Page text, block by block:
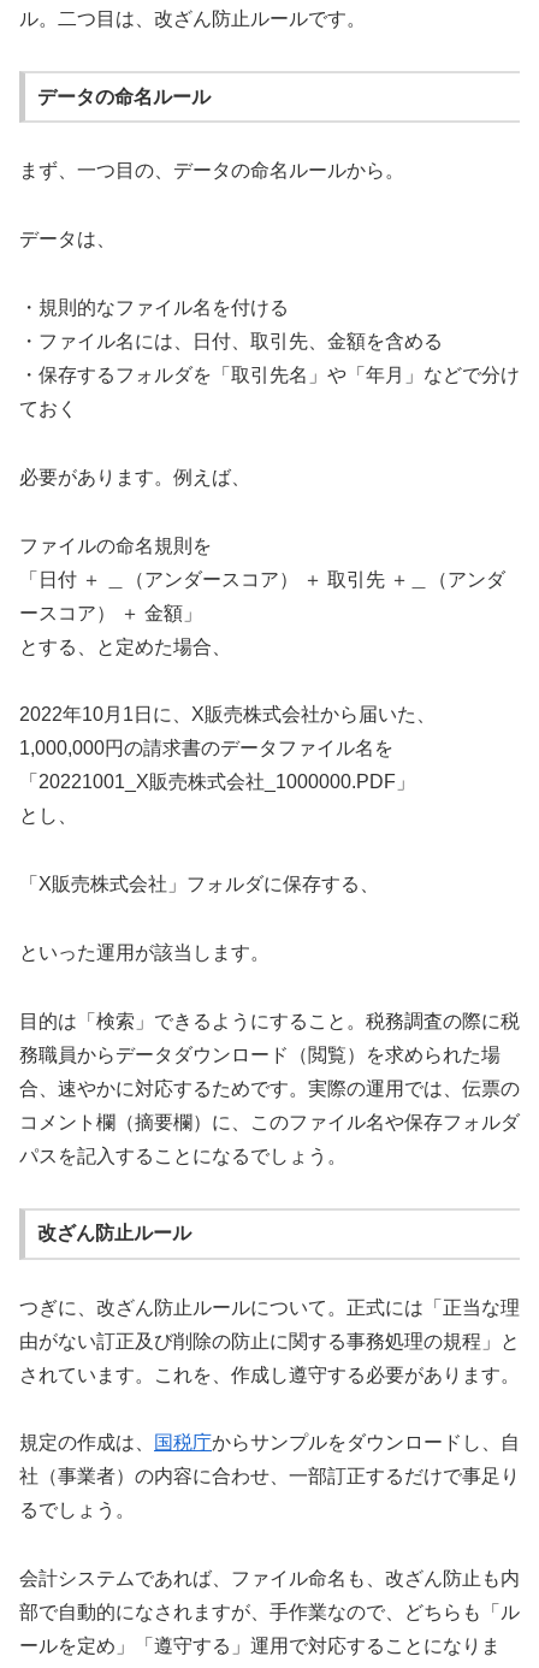
ル。二つ目は、改ざん防止ルールです。
データの命名ルール
まず、一つ目の、データの命名ルールから。
データは、
・規則的なファイル名を付ける
・ファイル名には、日付、取引先、金額を含める
・保存するフォルダを「取引先名」や「年月」などで分け
ておく
必要があります。例えば、
ファイルの命名規則を
「日付 ＋ ＿（アンダースコア） ＋ 取引先 ＋＿（アンダ
ースコア） ＋ 金額」
とする、と定めた場合、
2022年10月1日に、X販売株式会社から届いた、
1,000,000円の請求書のデータファイル名を
「20221001_X販売株式会社_1000000.PDF」
とし、
「X販売株式会社」フォルダに保存する、
といった運用が該当します。
目的は「検索」できるようにすること。税務調査の際に税
務職員からデータダウンロード（閲覧）を求められた場
合、速やかに対応するためです。実際の運用では、伝票の
コメント欄（摘要欄）に、このファイル名や保存フォルダ
パスを記入することになるでしょう。
改ざん防止ルール
つぎに、改ざん防止ルールについて。正式には「正当な理
由がない訂正及び削除の防止に関する事務処理の規程」と
されています。これを、作成し遵守する必要があります。
規定の作成は、 国税庁からサンプルをダウンロードし、自
社（事業者）の内容に合わせ、一部訂正するだけで事足り
るでしょう。
会計システムであれば、ファイル命名も、改ざん防止も内
部で自動的になされますが、手作業なので、どちらも「ル
ールを定め」「遵守する」運用で対応することになりま